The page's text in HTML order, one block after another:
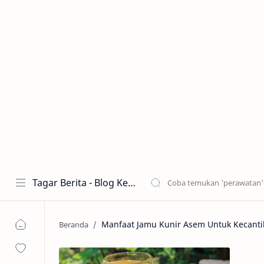
Tagar Berita - Blog Kecantikan dan Perawatan
Manfaat Jamu Kunir Asem Untuk